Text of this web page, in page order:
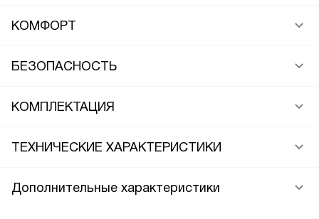
КОМФОРТ
БЕЗОПАСНОСТЬ
КОМПЛЕКТАЦИЯ
ТЕХНИЧЕСКИЕ ХАРАКТЕРИСТИКИ
Дополнительные характеристики